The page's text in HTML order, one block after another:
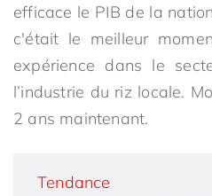
efficace le PIB de la
c'était le meilleur
expérience dans le
l’industrie du riz locale.
2 ans maintenant.
Tendance